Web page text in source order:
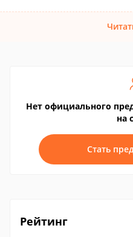
Нет официального
на
Стать
Рейтинг